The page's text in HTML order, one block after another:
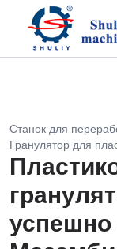
Станок для
Гранулятор для
успешно